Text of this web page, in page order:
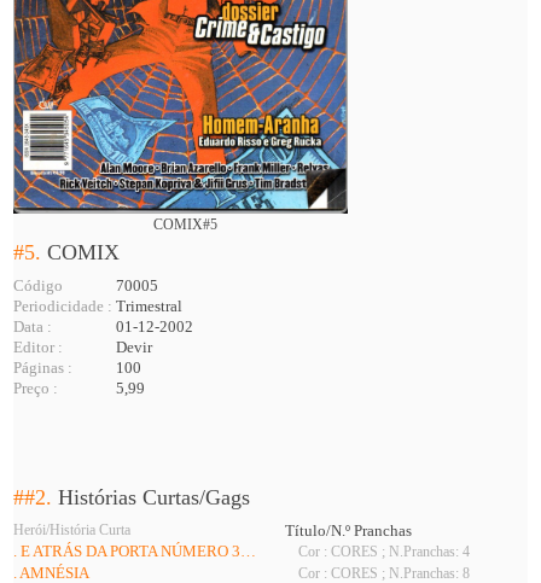
COMIX#5
#5.COMIX
Código
70005
Periodicidade : Trimestral
Data :
01-12-2002
Editor :
Devir
Páginas :
100
Preço :
5,99
##2.Histórias Curtas/Gags
Herói/História Curta
Título/N.º Pranchas
. E ATRÁS DA PORTA NÚMERO 3…
Cor : CORES ; N.Pranchas: 4
. AMNÉSIA Cor : CORES ; N.Pranchas: 8